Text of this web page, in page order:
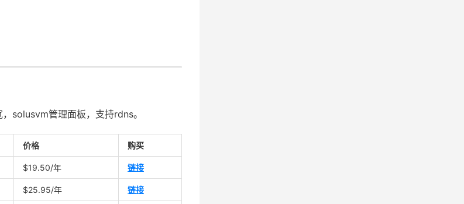
solusvm管理面板，支持rdns。
价格 购买
$19.50/年 链接
$25.95/年 链接